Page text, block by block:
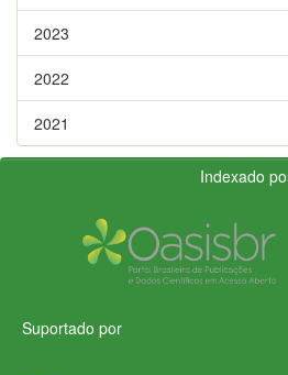
2023
2022
2021
Indexado
Suportado por